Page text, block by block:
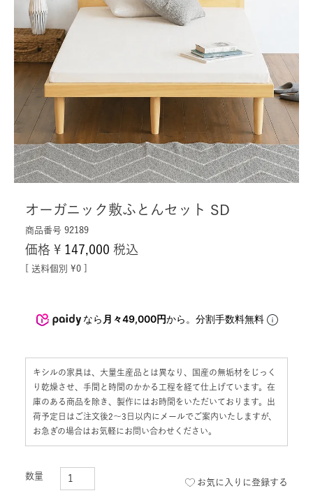
オーガニック敷ふとんセット SD
商品番号 92189
価格 ¥ 147,000 税込
送料個別 ¥ 0
なら月々49,000円から。分割手数料無料
キシルの家具は、大量生産品とは異なり、国産の無垢材をじっく
り乾燥させ、手間と時間のかかる工程を経て仕上げています。在
庫のある商品を除き、製作にはお時間をいただいております。出
荷予定日はご注文後2〜3日以内にメールでご案内いたしますが、
お急ぎの場合はお気軽にお問い合わせください。
お気に入りに登録する